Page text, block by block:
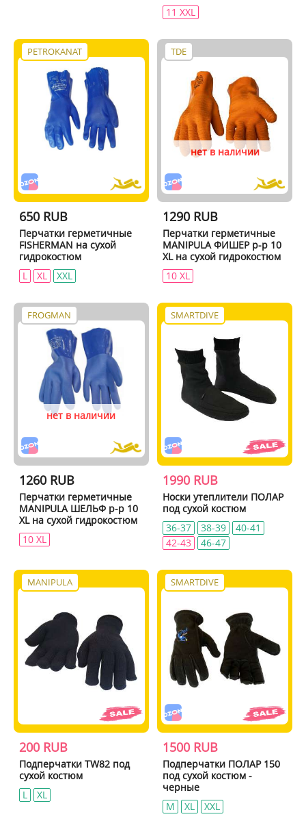
11 XXL
PETROKANAT
650 RUB
Перчатки герметичные
FISHERMAN на сухой
гидрокостюм
L
XL XXL
TDE
нет в наличии
1290 RUB
Перчатки герметичные
MANIPULA ФИШЕР р-р 10
XL на сухой гидрокостюм
10 XL
FROGMAN
нет в наличии
1260 RUB
Перчатки герметичные
MANIPULA ШЕЛЬФ р-р 10
XL на сухой гидрокостюм
10 XL
SMARTDIVE
1990 RUB
Носки утеплители ПОЛАР
под сухой костюм
36-37
38-39
40-41
42-43
46-47
MANIPULA
200 RUB
Подперчатки TW82 под
сухой костюм
L
XL
SMARTDIVE
1500 RUB
Подперчатки ПОЛАР 150
под сухой костюм -
черные
M
XL XXL